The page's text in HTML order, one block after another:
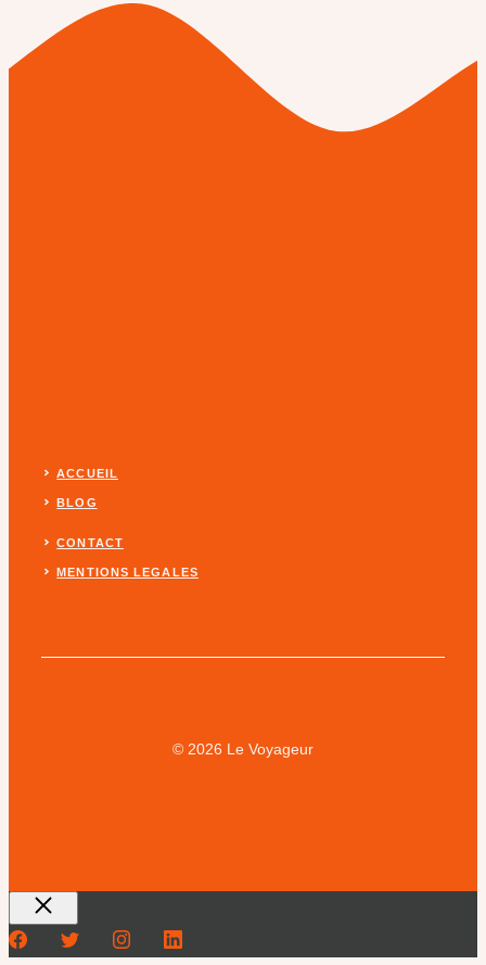
ACCUEIL
BLOG
CONTACT
MENTIONS LEGALES
© 2026 Le Voyageur
Fermer